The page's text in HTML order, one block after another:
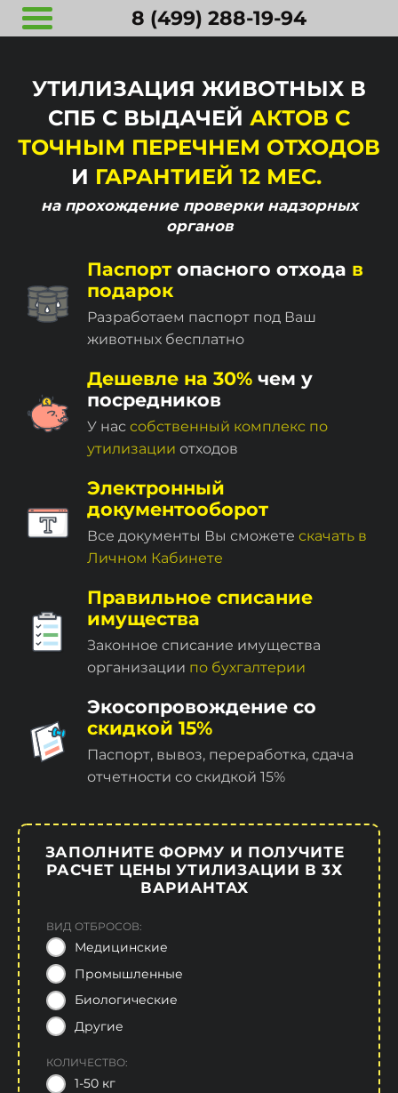
8 (499) 288-19-94
УТИЛИЗАЦИЯ ЖИВОТНЫХ В
СПБ С ВЫДАЧЕЙ АКТОВ С
ТОЧНЫМ ПЕРЕЧНЕМ ОТХОДОВ
И ГАРАНТИЕЙ 12 МЕС.
на прохождение проверки надзорных
органов
Паспорт опасного отхода в
подарок
Разработаем паспорт под Ваш
животных бесплатно
Дешевле на 30% чем у
посредников
У нас собственный комплекc по
утилизации отходов
Электронный
документооборот
Все документы Вы сможете скачать в
Личном Кабинете
Правильное списание
имущества
Законное списание имущества
организации по бухгалтерии
Экосопровождение со
скидкой 15%
Паспорт, вывоз, переработка, сдача
отчетности со скидкой 15%
ЗАПОЛНИТЕ ФОРМУ И ПОЛУЧИТЕ
РАСЧЕТ ЦЕНЫ УТИЛИЗАЦИИ В 3Х
ВАРИАНТАХ
ВИД ОТБРОСОВ:
Медицинские
Промышленные
Биологические
Другие
КОЛИЧЕСТВО:
1-50 кг